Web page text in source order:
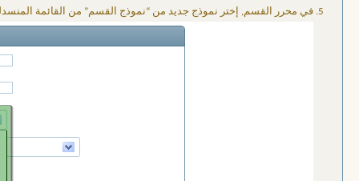
في محرر القسم, إختر نموذج جديد من “نموذج القسم” من القائمة